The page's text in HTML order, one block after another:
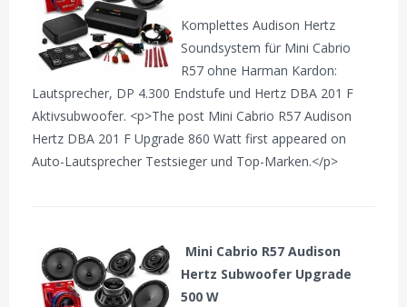
Komplettes Audison Hertz
Soundsystem für Mini Cabrio
R57 ohne Harman Kardon:
Lautsprecher, DP 4.300 Endstufe und Hertz DBA 201 F
Aktivsubwoofer. <p>The post Mini Cabrio R57 Audison
Hertz DBA 201 F Upgrade 860 Watt first appeared on
Auto-Lautsprecher Testsieger und Top-Marken.</p>
Mini Cabrio R57 Audison
Hertz Subwoofer Upgrade
500 W